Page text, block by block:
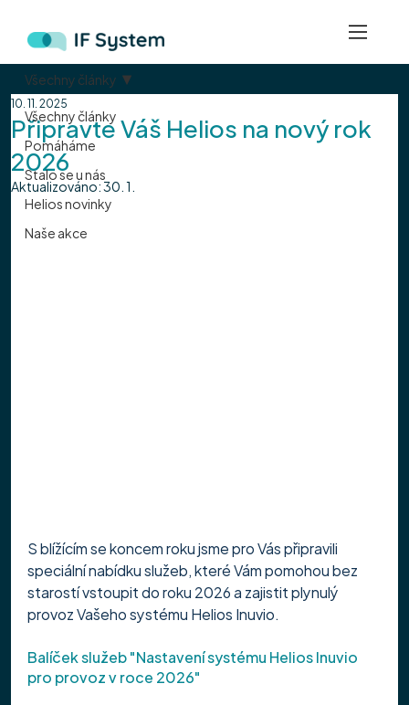
Všechny články
Pomáháme
Stalo se u nás
Helios novinky
Naše akce
Všechny články
Připravte Váš Helios na nový rok
2026
10. 11. 2025
Aktualizováno:30. 1.
S blížícím se koncem roku jsme pro Vás připravili
speciální nabídku služeb, které Vám pomohou bez
starostí vstoupit do roku 2026 a zajistit plynulý
provoz Vašeho systému Helios Inuvio.
Balíček služeb "Nastavení systému Helios Inuvio
pro provoz v roce 2026"